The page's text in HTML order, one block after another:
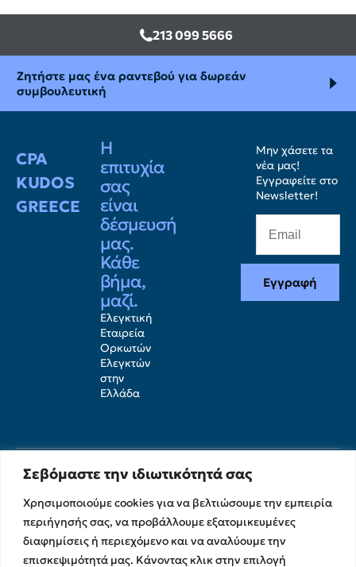
Σεβόμαστε την ιδιωτικότητά σας
Χρησιμοποιούμε cookies για να βελτιώσουμε την εμπειρία
περιήγησής σας, να προβάλλουμε εξατομικευμένες
διαφημίσεις ή περιεχόμενο και να αναλύουμε την
επισκεψιμότητά μας. Κάνοντας κλικ στην επιλογή
213 099 5666
Ζητήστε μας ένα ραντεβού για δωρεάν
συμβουλευτική
CPA
KUDOS
GREECE
Η
επιτυχία
σας
είναι
δέσμευσή
μας.
Κάθε
βήμα,
μαζί.
Ελεγκτική
Εταιρεία
Ορκωτών
Ελεγκτών
στην
Ελλάδα
Μην χάσετε τα
νέα μας!
Εγγραφείτε στο
Newsletter!
Εγγραφή